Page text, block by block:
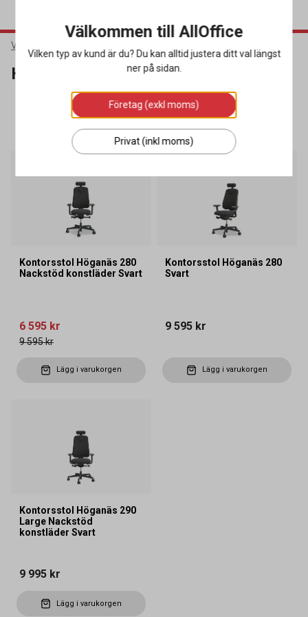
Varumärken
Höganäs
SORTERA
3 produkter
Kontorsstol Höganäs 280
Nackstöd konstläder Svart
6 595 kr
9 595 kr
Lägg i varukorgen
Kontorsstol Höganäs 280
Svart
9 595 kr
Lägg i varukorgen
Kontorsstol Höganäs 290
Large Nackstöd
konstläder Svart
9 995 kr
Lägg i varukorgen
Välkommen till AllOffice
Vilken typ av kund är du? Du kan alltid justera ditt val längst
ner på sidan.
Företag (exkl moms)
Privat (inkl moms)